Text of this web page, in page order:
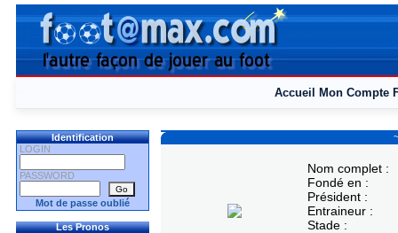
Accueil Mon Compte
Identification
LOGIN
PASSWORD
Mot de passe oublié
Les Pronos
Nom complet :
Fondé en :
Président :
Entraineur :
Stade :